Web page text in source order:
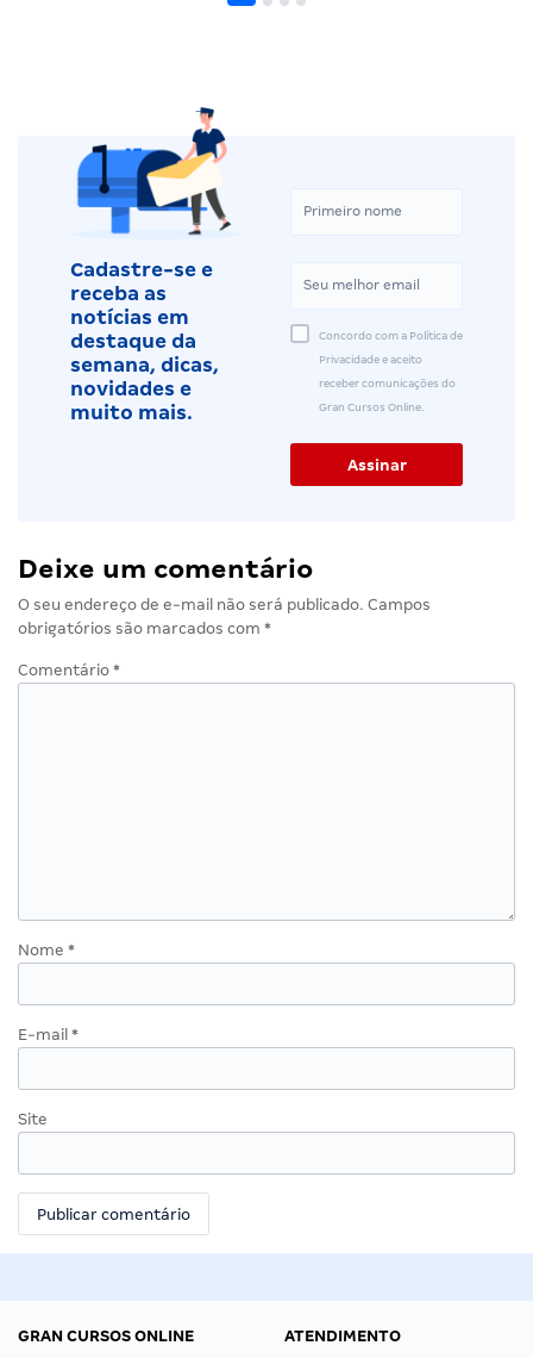
Cadastre-se e
receba as
notícias em
destaque da
semana, dicas,
novidades e
muito mais.
Concordo com a Política de
Privacidade e aceito
receber comunicações do
Gran Cursos Online.
Deixe um comentário
O seu endereço de e-mail não será publicado. Campos
obrigatórios são marcados com *
Comentário *
Nome *
E-mail *
Site
GRAN CURSOS ONLINE
ATENDIMENTO